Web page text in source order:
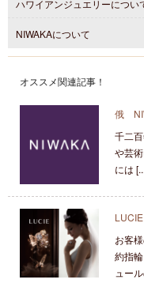
ハワイアンジュエリーについ
NIWAKAについて
オススメ関連記事！
俄
千二
や芸
には
LUCIE
お客
約指
ュー